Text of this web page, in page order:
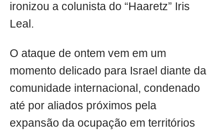
ironizou a colunista do “Haaretz” Iris
Leal.
O ataque de ontem vem em um
momento delicado para Israel diante da
comunidade internacional, condenado
até por aliados próximos pela
expansão da ocupação em territórios